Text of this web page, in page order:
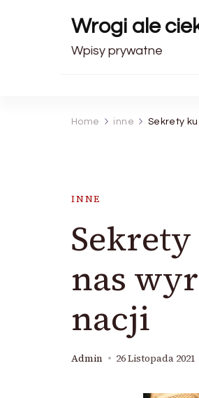
Wrogi ale
Wpisy prywatne
Home inne Sekrety
INNE
nas
nacji
Admin 26 Listopada 2021